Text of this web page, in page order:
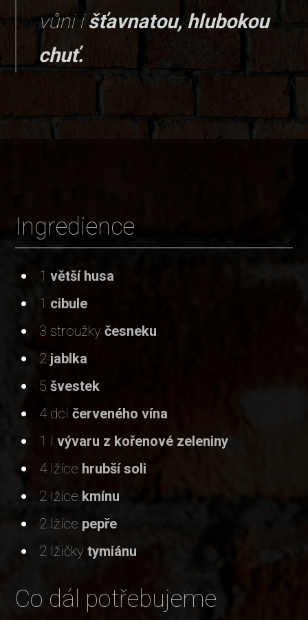
vůni išťavnatou, hlubokou
chuť.
Ingredience
1větší husa
1 cibule
3 stroužkyčesneku
2 jablka
5švestek
4 dclčerveného vína
1 lvývaru z kořenové zeleniny
4 lžíce hrubší soli
2 lžíce kmínu
2 lžíce pepře
2 lžičky tymiánu
Co dál potřebujeme